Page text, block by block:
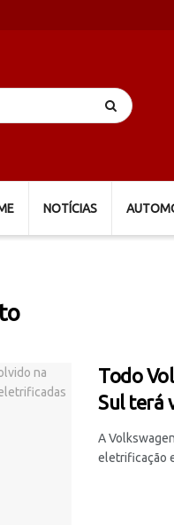
NOTÍCIAS
Todo
Sul terá
A
eletrificação